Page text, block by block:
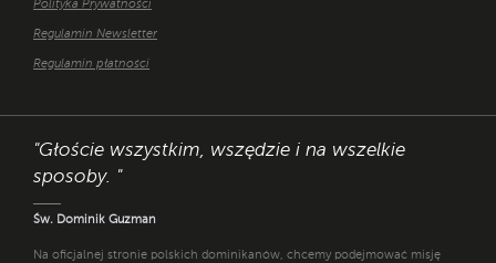
Polityka Prywatności
Regulamin Newsletter
Regulamin płatności
"Głoście wszystkim, wszędzie i na wszelkie
sposoby. "
Św. Dominik Guzman
Na oficjalnej stronie polskich dominikanów, chcemy podejmować misję